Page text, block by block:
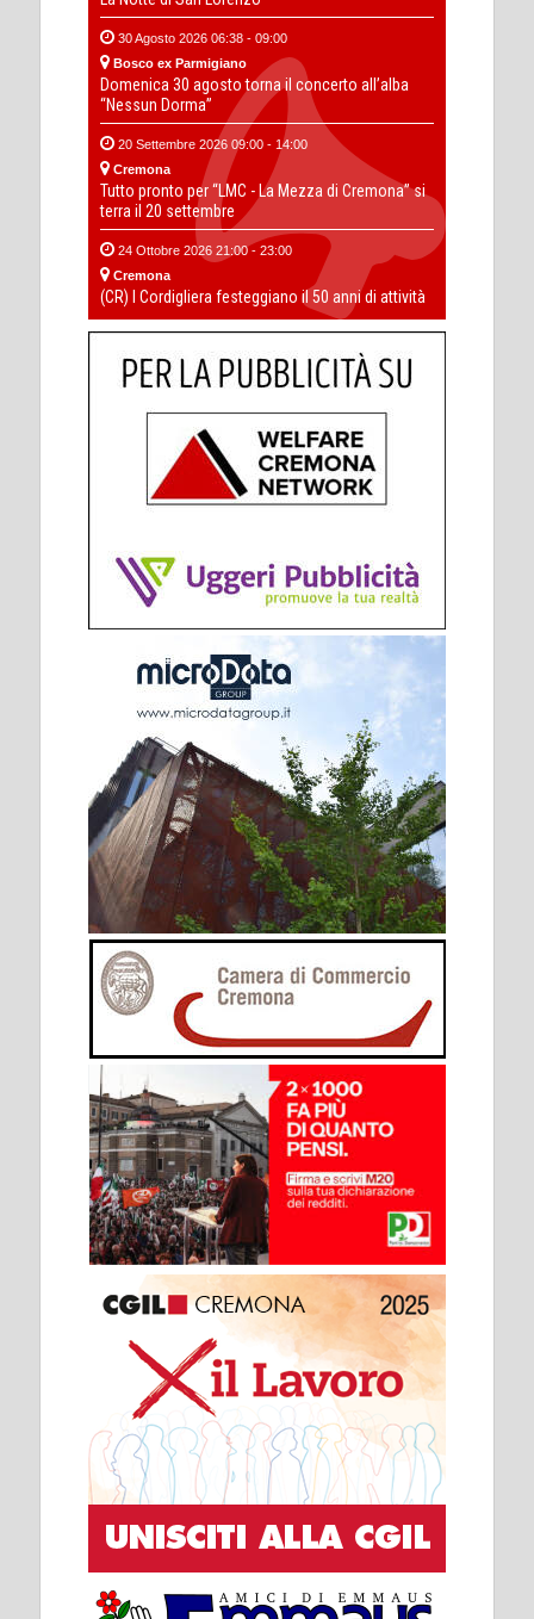
30 Agosto 2026 06:38 - 09:00
Bosco ex Parmigiano
Domenica 30 agosto torna il concerto all’alba
“Nessun Dorma”
20 Settembre 2026 09:00 - 14:00
Cremona
Tutto pronto per “LMC - La Mezza di Cremona” si
terra il 20 settembre
24 Ottobre 2026 21:00 - 23:00
Cremona
(CR) I Cordigliera festeggiano il 50 anni di attività